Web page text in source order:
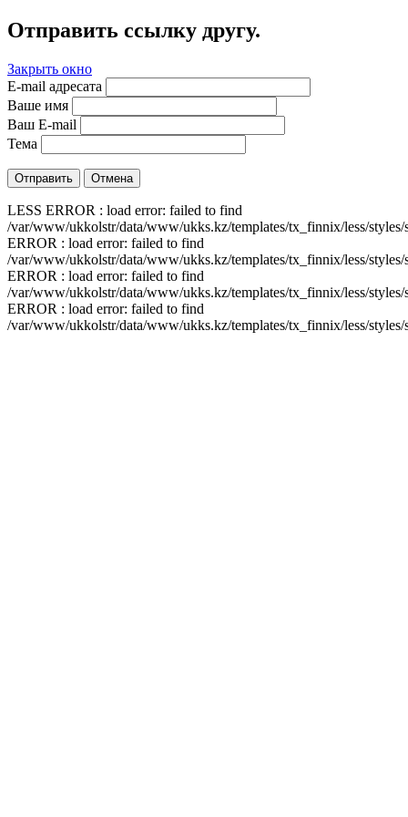
Отправить ссылку другу.
Закрыть окно
E-mail адресата
Ваше имя
Ваш E-mail
Тема
Отправить Отмена
LESS ERROR : load error: failed to find
/var/www/ukkolstr/data/www/ukks.kz/templates/tx_finnix/less/styles/
ERROR : load error: failed to find
/var/www/ukkolstr/data/www/ukks.kz/templates/tx_finnix/less/styles/
ERROR : load error: failed to find
/var/www/ukkolstr/data/www/ukks.kz/templates/tx_finnix/less/styles/
ERROR : load error: failed to find
/var/www/ukkolstr/data/www/ukks.kz/templates/tx_finnix/less/styles/